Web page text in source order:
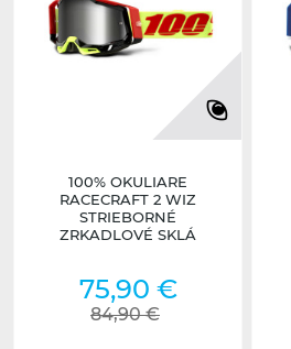
100% OKULIARE
RACECRAFT 2 WIZ
STRIEBORNÉ
ZRKADLOVÉ SKLÁ
75,90 €
84,90 €